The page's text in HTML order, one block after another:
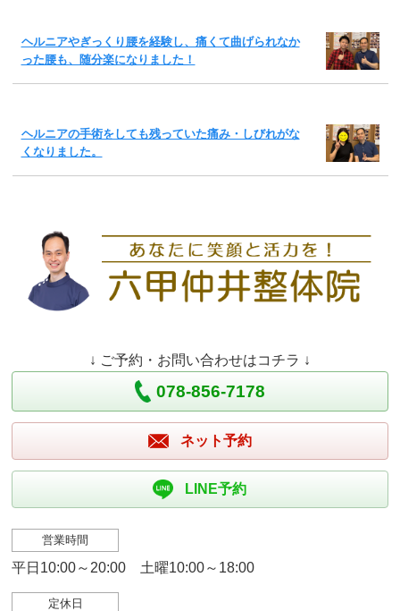
ヘルニアやぎっくり腰を経験し、痛くて曲げられなか
った腰も、随分楽になりました！
ヘルニアの手術をしても残っていた痛み・しびれがな
くなりました。
↓ ご予約・お問い合わせはコチラ ↓
078-856-7178
ネット予約
LINE予約
営業時間
平日10:00～20:00 土曜10:00～18:00
定休日